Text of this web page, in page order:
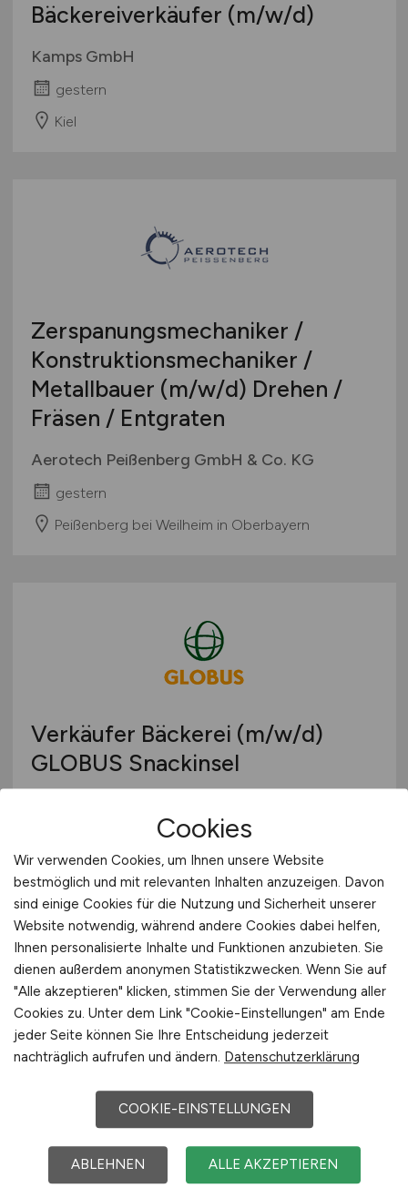
Bäckereiverkäufer (m/w/d)
Kamps GmbH
gestern
Kiel
Zerspanungsmechaniker /
Konstruktionsmechaniker /
Metallbauer (m/w/d) Drehen /
Fräsen / Entgraten
Aerotech Peißenberg GmbH & Co. KG
gestern
Peißenberg bei Weilheim in Oberbayern
Verkäufer Bäckerei (m/w/d)
GLOBUS Snackinsel
Betriebsstätte Zwickau
vor 2 Tagen
Zwickau
Koch/Köchin(m/w/d)
Landeshauptstadt Stuttgart
vor 2 Tagen
Stuttgart
Cookies
Wir verwenden Cookies, um Ihnen unsere Website
bestmöglich und mit relevanten Inhalten anzuzeigen. Davon
sind einige Cookies für die Nutzung und Sicherheit unserer
Website notwendig, während andere Cookies dabei helfen,
Ihnen personalisierte Inhalte und Funktionen anzubieten. Sie
dienen außerdem anonymen Statistikzwecken. Wenn Sie auf
"Alle akzeptieren" klicken, stimmen Sie der Verwendung aller
Cookies zu. Unter dem Link "Cookie-Einstellungen" am Ende
jeder Seite können Sie Ihre Entscheidung jederzeit
nachträglich aufrufen und ändern. Datenschutzerklärung
COOKIE-EINSTELLUNGEN
ABLEHNEN ALLE AKZEPTIEREN